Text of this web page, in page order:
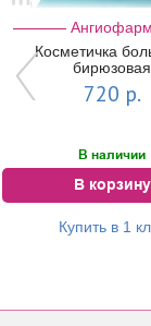
Ангиофарм
Косметичка
бирюзовая
720 р.
В наличии
В корзину
Купить в 1